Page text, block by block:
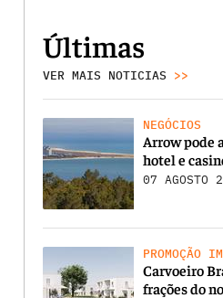
Últimas
VER MAIS NOTICIAS >>
NEGÓCIOS
Arrow pode
hotel e
07 AGOSTO
PROMOÇÃO
Carvoeiro
frações do